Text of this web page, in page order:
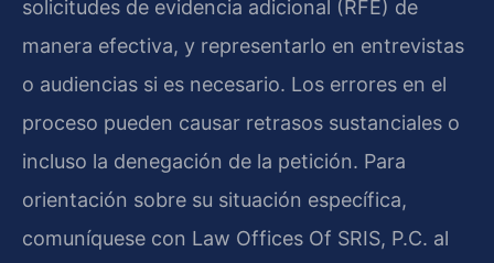
solicitudes de evidencia adicional (RFE) de
manera efectiva, y representarlo en entrevistas
o audiencias si es necesario. Los errores en el
proceso pueden causar retrasos sustanciales o
incluso la denegación de la petición. Para
orientación sobre su situación específica,
comuníquese con Law Offices Of SRIS, P.C. al